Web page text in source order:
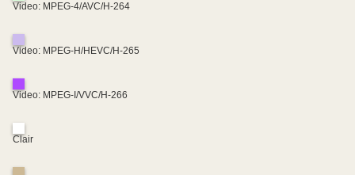
Video: MPEG-4/AVC/H-264
Video: MPEG-H/HEVC/H-265
Video: MPEG-I/VVC/H-266
Clair